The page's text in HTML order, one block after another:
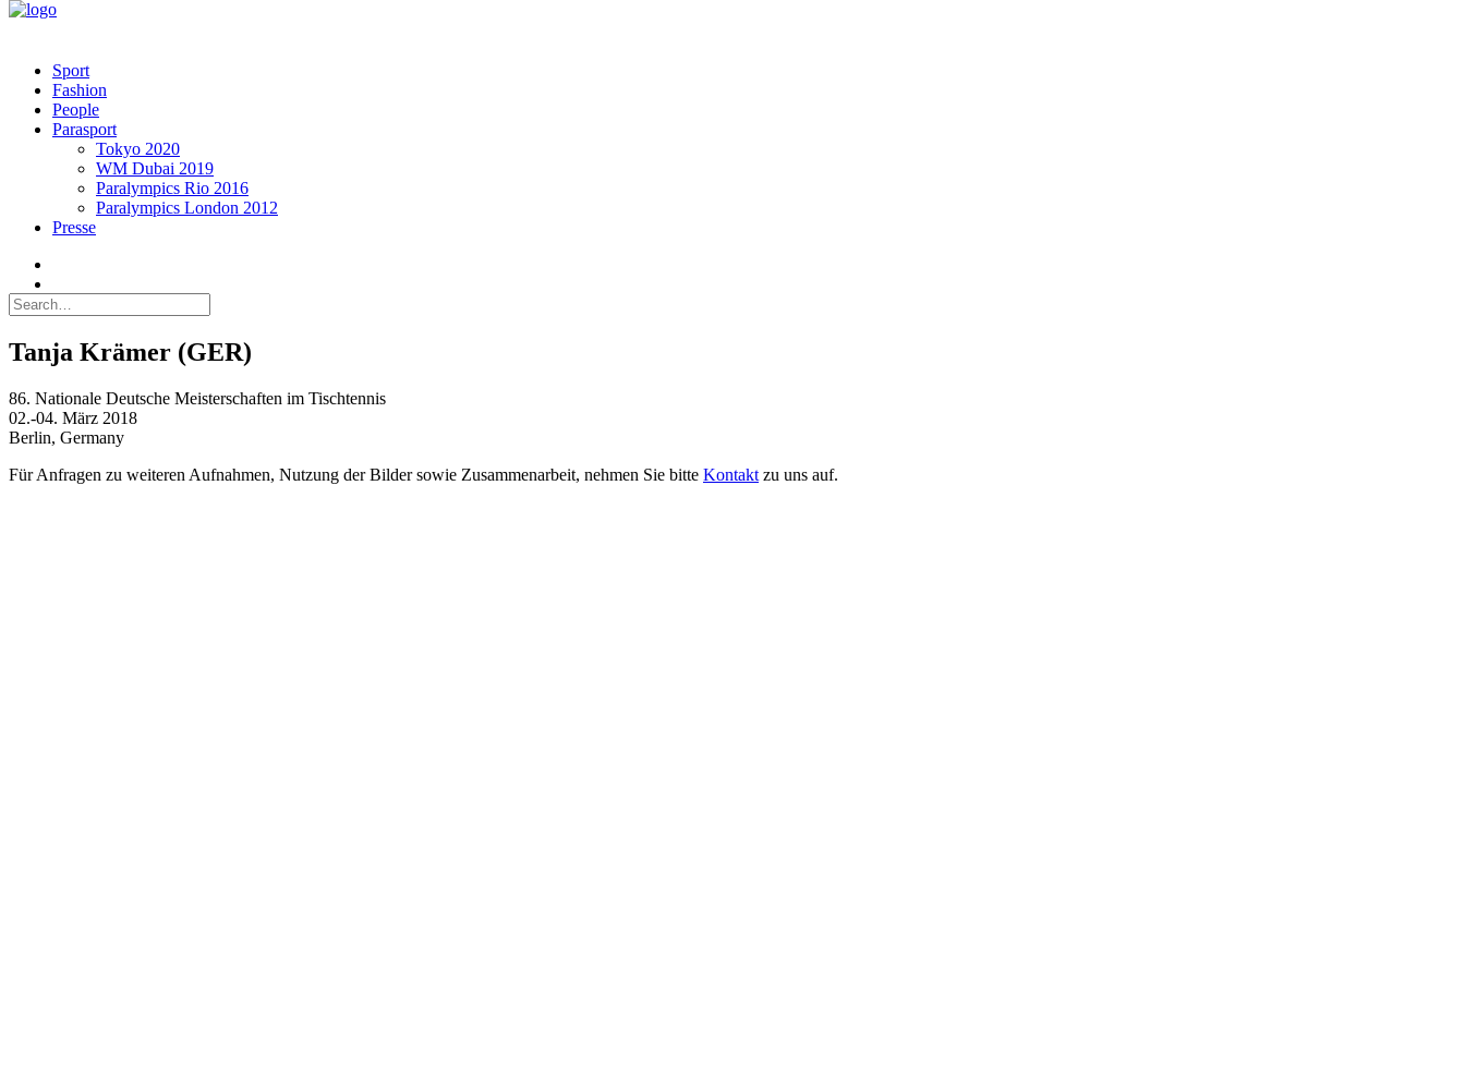
Sport
Fashion
People
Parasport
Tokyo 2020
WM Dubai 2019
Paralympics Rio 2016
Paralympics London 2012
Presse
Tanja Krämer (GER)
86. Nationale Deutsche Meisterschaften im Tischtennis
02.-04. März 2018
Berlin, Germany
Für Anfragen zu weiteren Aufnahmen, Nutzung der Bilder sowie Zusammenarbeit, nehmen Sie bitte Kontakt zu uns auf.